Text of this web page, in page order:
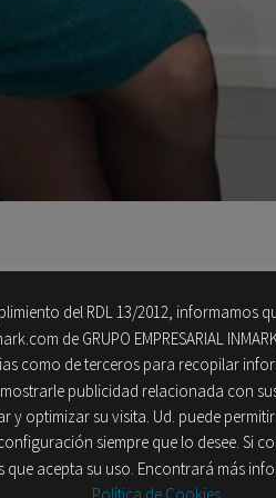
responsable del Área de
una dilatada carrera vinculada
normativas a las que se
en materia de sostenibilidad.
nos permita, desde la propia
del RDL 13/2012, informamos
de GRUPO EMPRESARIAL
como de terceros para recopilar
publicidad relacionada con
y optimizar su visita. Ud. puede
siempre que lo desee. Si
que acepta su uso. Encontrará más